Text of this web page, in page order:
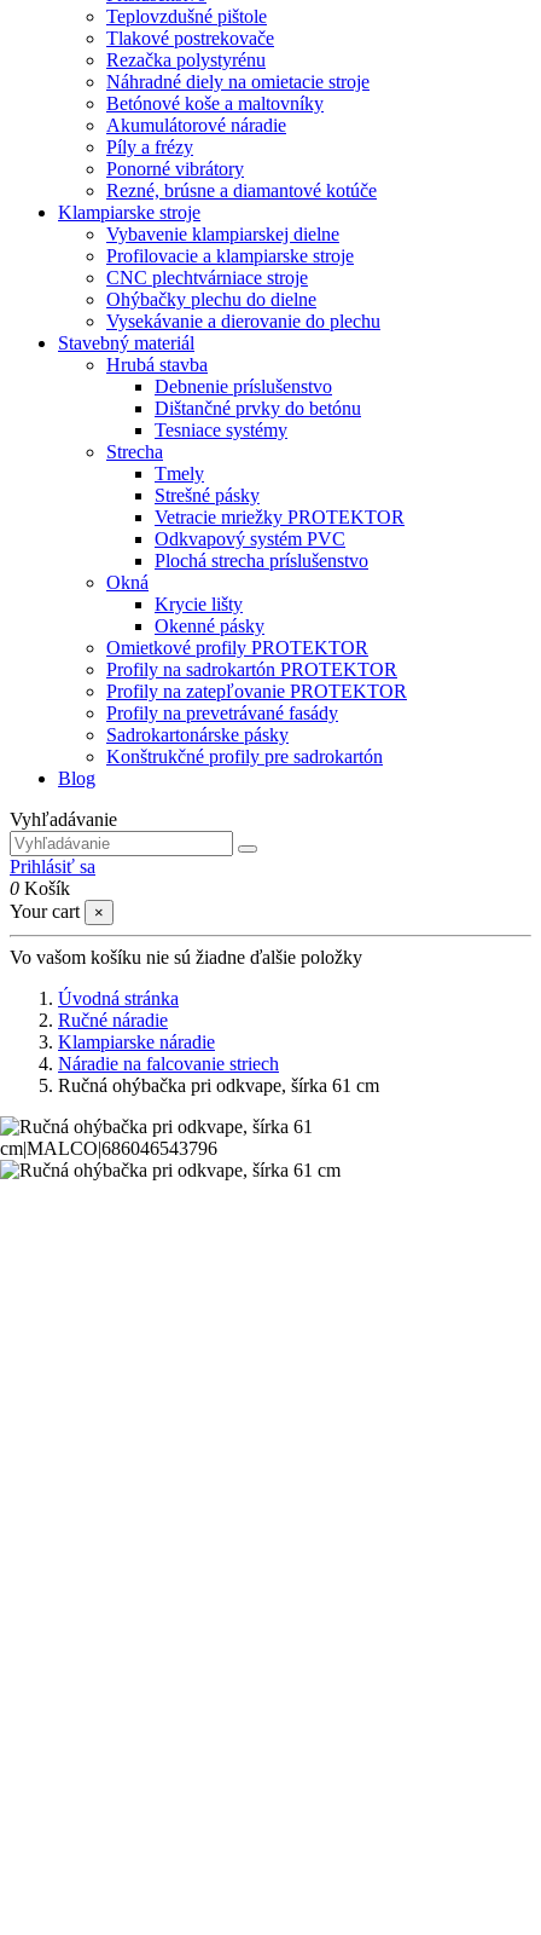
Teplovzdušné pištole
Tlakové postrekovače
Rezačka polystyrénu
Náhradné diely na omietacie stroje
Betónové koše a maltovníky
Akumulátorové náradie
Píly a frézy
Ponorné vibrátory
Rezné, brúsne a diamantové kotúče
Klampiarske stroje
Vybavenie klampiarskej dielne
Profilovacie a klampiarske stroje
CNC plechtvárniace stroje
Ohýbačky plechu do dielne
Vysekávanie a dierovanie do plechu
Stavebný materiál
Hrubá stavba
Debnenie príslušenstvo
Dištančné prvky do betónu
Tesniace systémy
Strecha
Tmely
Strešné pásky
Vetracie mriežky PROTEKTOR
Odkvapový systém PVC
Plochá strecha príslušenstvo
Okná
Krycie lišty
Okenné pásky
Omietkové profily PROTEKTOR
Profily na sadrokartón PROTEKTOR
Profily na zatepľovanie PROTEKTOR
Profily na prevetrávané fasády
Sadrokartonárske pásky
Konštrukčné profily pre sadrokartón
Blog
Vyhľadávanie
Prihlásiť sa
0 Košík
Your cart
×
Vo vašom košíku nie sú žiadne ďalšie položky
Úvodná stránka
Ručné náradie
Klampiarske náradie
Náradie na falcovanie striech
Ručná ohýbačka pri odkvape, šírka 61 cm